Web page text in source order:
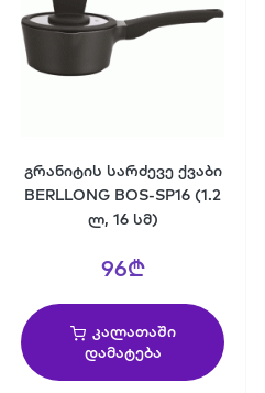
გრანიტის სარძევე ქვაბი
BERLLONG BOS-SP16 (1.2
ლ, 16 სმ)
96₾
კალათაში
დამატება